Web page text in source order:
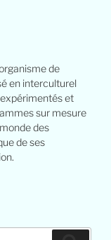
de
en interculturel
expérimentés et
sur mesure
des
de ses